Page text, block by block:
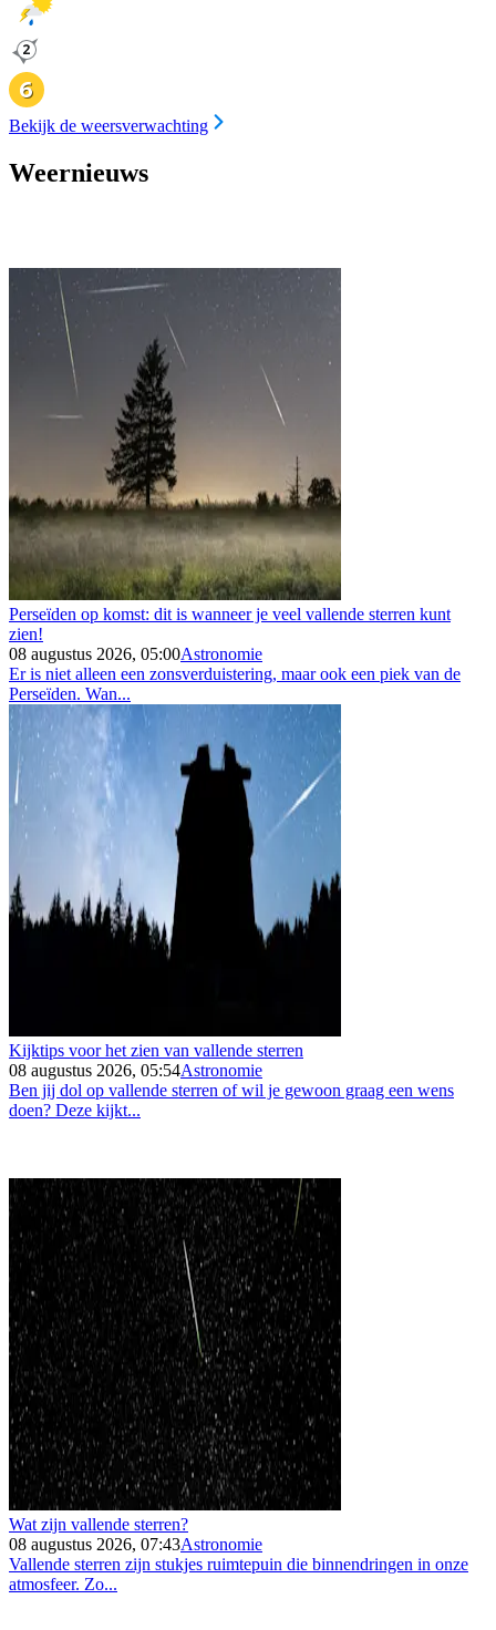
Bekijk de weersverwachting
Weernieuws
Perseïden op komst: dit is wanneer je veel vallende sterren kunt
zien!
08 augustus 2026, 05:00Astronomie
Er is niet alleen een zonsverduistering, maar ook een piek van de
Perseïden. Wan...
Kijktips voor het zien van vallende sterren
08 augustus 2026, 05:54Astronomie
Ben jij dol op vallende sterren of wil je gewoon graag een wens
doen? Deze kijkt...
Wat zijn vallende sterren?
08 augustus 2026, 07:43Astronomie
Vallende sterren zijn stukjes ruimtepuin die binnendringen in onze
atmosfeer. Zo...